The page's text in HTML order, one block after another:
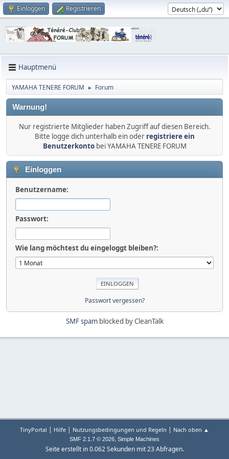
Einloggen Registrieren
Hauptmenü
YAMAHA TENERE FORUM ► Forum
Warnung!
Nur registrierte Mitglieder haben Zugriff auf diesen Bereich.
Bitte logge dich unterhalb ein oder registriere ein
Benutzerkontobei YAMAHA TENERE FORUM
Einloggen
Benutzername:
Passwort:
Wie lang möchtest du eingeloggt bleiben?:
Passwort vergessen?
SMF spamblocked by CleanTalk
TinyPortal | Hilfe | Nutzungsbedingungen und Regeln | Nach oben ▲
SMF 2.1.7 © 2026, Simple Machines
Seite erstellt in 0.062 Sekunden mit 23 Abfragen.